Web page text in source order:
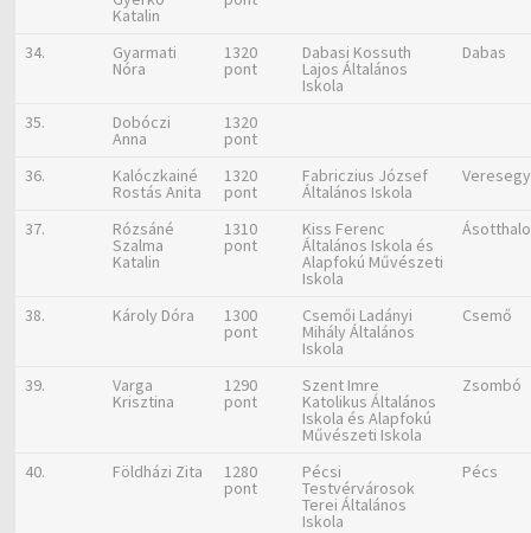
Katalin
34. Gyarmati
Nóra
1320
pont
Dabasi Kossuth
Lajos Általános
Iskola
Dabas
35. Dobóczi
Anna
1320
pont
36.
Kalóczkainé
Rostás Anita
1320
pont
Fabriczius József
Általános Iskola
37. Rózsáné
Szalma
Katalin
1310
pont
Kiss Ferenc
Általános Iskola és
Alapfokú Művészeti
Iskola
38. Károly Dóra 1300
pont
Csemői Ladányi
Mihály Általános
Iskola
Csemő
39. Varga
Krisztina
1290
pont
Szent Imre
Katolikus Általános
Iskola és Alapfokú
Művészeti Iskola
Zsombó
40. Földházi Zita 1280
pont
Pécsi
Testvérvárosok
Terei Általános
Iskola
Pécs